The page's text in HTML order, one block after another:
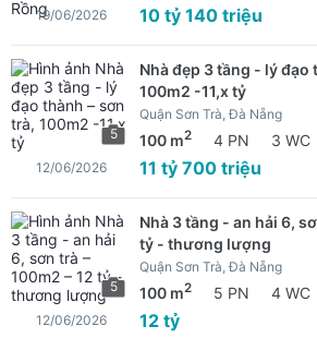
10 tỷ 140 triệu
19/06/2026
5
Nhà đẹp 3 tầng - lý đạo
100m2 -11,x tỷ
Quận Sơn Trà, Đà Nẵng
100 m2 4 PN 3 WC
11 tỷ 700 triệu
12/06/2026
5
Nhà 3 tầng - an hải 6,
tỷ - thương lượng
Quận Sơn Trà, Đà Nẵng
100 m2 5 PN 4 WC
12 tỷ
12/06/2026